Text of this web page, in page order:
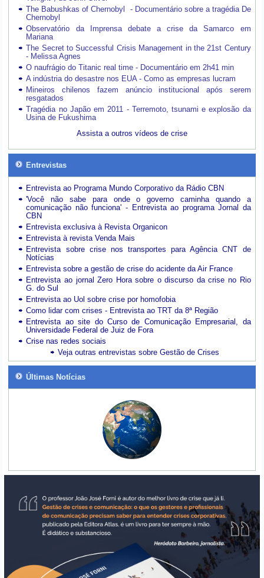
The Babushkas of Chernobyl - Documentário sobre a tragédia De
Chernobyl
Observatório da Imprensa debate a crise da Samarco em
Mariana
The Secret to Successful Crisis Management in the 21st Century
- Melissa Agnes
O naufrágio do Titanic real time - Documentário em 2h41 min
A indústria do desastre nos EUA - Como as empresas lucram
Mineiros chilenos fazem anúncio institucional após serem
resgatados
Tragédia no Japão em 2011 - Terremoto, tsunami e explosão da
Usina de Fukushima
Assista a outros vídeos de crise
Entrevistas
Entrevista ao Programa Mundo Corporativo da Rádio CBN
'Você não sabe para onde o governo caminha quando a
comunicação não funciona' - Entrevista ao programa Jornal da
CBN
Entrevista exclusiva à Revista Organicon
Entrevista à revista Venda Mais
Entrevista sobre crise nos transportes para Agência CNT de
Notícias
Entrevista sobre a gestão de crise do acidente da Air France
Entrevista ao jornal Zero Hora sobre o discurso da crise no Rio
G. do Sul
Entrevista ao Uol sobre crise por homofobia
Como lidar com crises - Entrevista ao TRT da 8ª Região
Entrevista ao site do Curso de Comunicação Empresarial, da
Universidade Federal de Juiz de Fora
Crise nas redes sociais
Veja outras entrevistas sobre Gestão de Crises
Últimas Notícias